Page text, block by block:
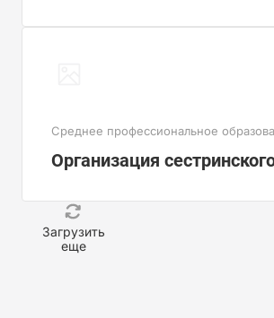
Cреднее профессиональное
Организация
Загрузить
еще